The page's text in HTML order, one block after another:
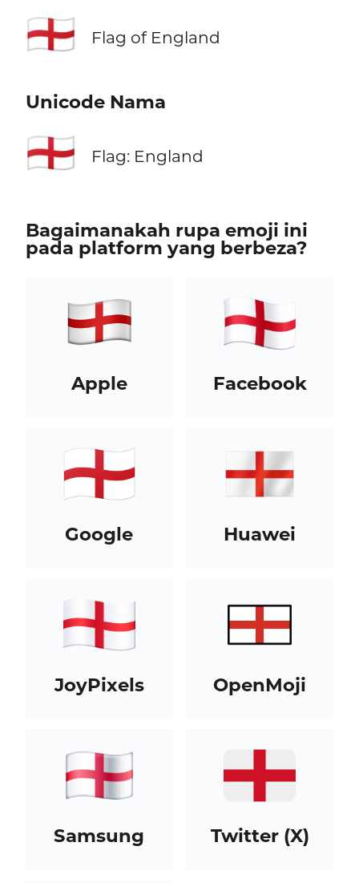
🏴󠁧󠁢󠁥󠁮󠁧󠁿 Flag of England
Unicode Nama
🏴󠁧󠁢󠁥󠁮󠁧󠁿 Flag: England
Bagaimanakah rupa emoji ini
pada platform yang berbeza?
Apple Facebook
Google Huawei
JoyPixels OpenMoji
Samsung Twitter (X)